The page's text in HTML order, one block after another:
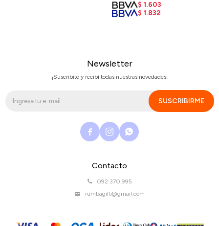
$ 1.603
$ 1.832
Contacto
092 370 995
rumbagift@gmail.com
Newsletter
¡Suscribite y recibí todas nuestras novedades!
SUSCRIBIRME
  